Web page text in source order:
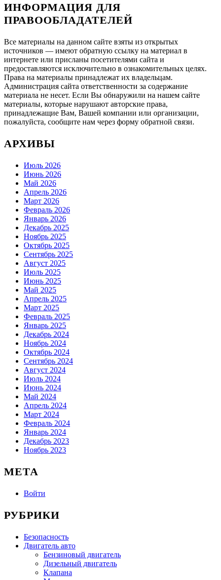
ИНФОРМАЦИЯ ДЛЯ
ПРАВООБЛАДАТЕЛЕЙ
Все материалы на данном сайте взяты из открытых
источников — имеют обратную ссылку на материал в
интернете или присланы посетителями сайта и
предоставляются исключительно в ознакомительных целях.
Права на материалы принадлежат их владельцам.
Администрация сайта ответственности за содержание
материала не несет. Если Вы обнаружили на нашем сайте
материалы, которые нарушают авторские права,
принадлежащие Вам, Вашей компании или организации,
пожалуйста, сообщите нам через форму обратной связи.
АРХИВЫ
Июль 2026
Июнь 2026
Май 2026
Апрель 2026
Март 2026
Февраль 2026
Январь 2026
Декабрь 2025
Ноябрь 2025
Октябрь 2025
Сентябрь 2025
Август 2025
Июль 2025
Июнь 2025
Май 2025
Апрель 2025
Март 2025
Февраль 2025
Январь 2025
Декабрь 2024
Ноябрь 2024
Октябрь 2024
Сентябрь 2024
Август 2024
Июль 2024
Июнь 2024
Май 2024
Апрель 2024
Март 2024
Февраль 2024
Январь 2024
Декабрь 2023
Ноябрь 2023
МЕТА
Войти
РУБРИКИ
Безопасность
Двигатель авто
Бензиновый двигатель
Дизельный двигатель
Клапана